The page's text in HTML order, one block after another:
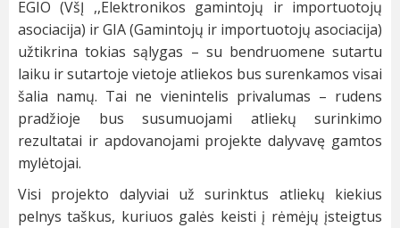
EGIO (VšĮ ,,Elektronikos gamintojų ir importuotojų
asociacija) ir GIA (Gamintojų ir importuotojų asociacija)
užtikrina tokias sąlygas – su bendruomene sutartu
laiku ir sutartoje vietoje atliekos bus surenkamos visai
šalia namų. Tai ne vienintelis privalumas – rudens
pradžioje bus susumuojami atliekų surinkimo
rezultatai ir apdovanojami projekte dalyvavę gamtos
mylėtojai.
Visi projekto dalyviai už surinktus atliekų kiekius
pelnys taškus, kuriuos galės keisti į rėmėjų įsteigtus